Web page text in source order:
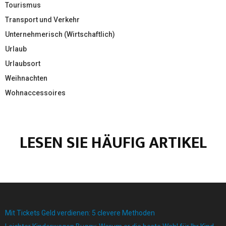
Tourismus
Transport und Verkehr
Unternehmerisch (Wirtschaftlich)
Urlaub
Urlaubsort
Weihnachten
Wohnaccessoires
LESEN SIE HÄUFIG ARTIKEL
Mit Tickets Geld verdienen: 5 clevere Methoden